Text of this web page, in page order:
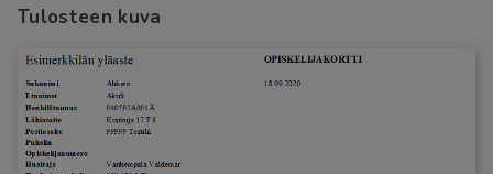
Tulosteen kuva